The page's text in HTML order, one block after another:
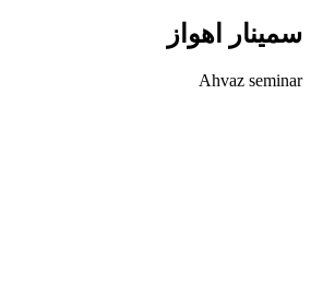
سمینار اهواز
Ahvaz seminar